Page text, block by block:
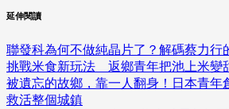
延伸閱讀
聯發科為何不做純晶片了？解碼蔡力行
挑戰米食新玩法 返鄉青年把池上米變
被遺忘的故鄉，靠一人翻身！日本青年
救活整個城鎮